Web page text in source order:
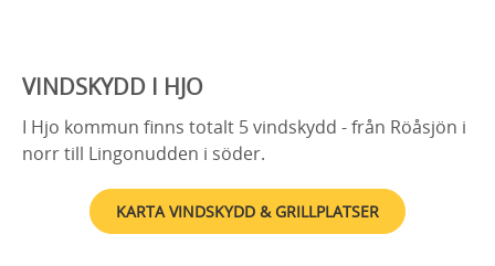
VINDSKYDD I HJO
I Hjo kommun finns totalt 5 vindskydd - från Röåsjön i
norr till Lingonudden i söder.
KARTA VINDSKYDD & GRILLPLATSER